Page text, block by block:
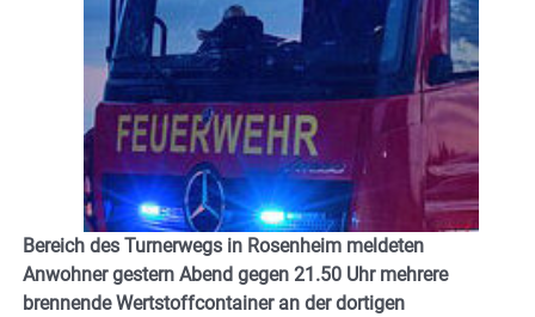
Bereich des Turnerwegs in Rosenheim meldeten
Anwohner gestern Abend gegen 21.50 Uhr mehrere
brennende Wertstoffcontainer an der dortigen